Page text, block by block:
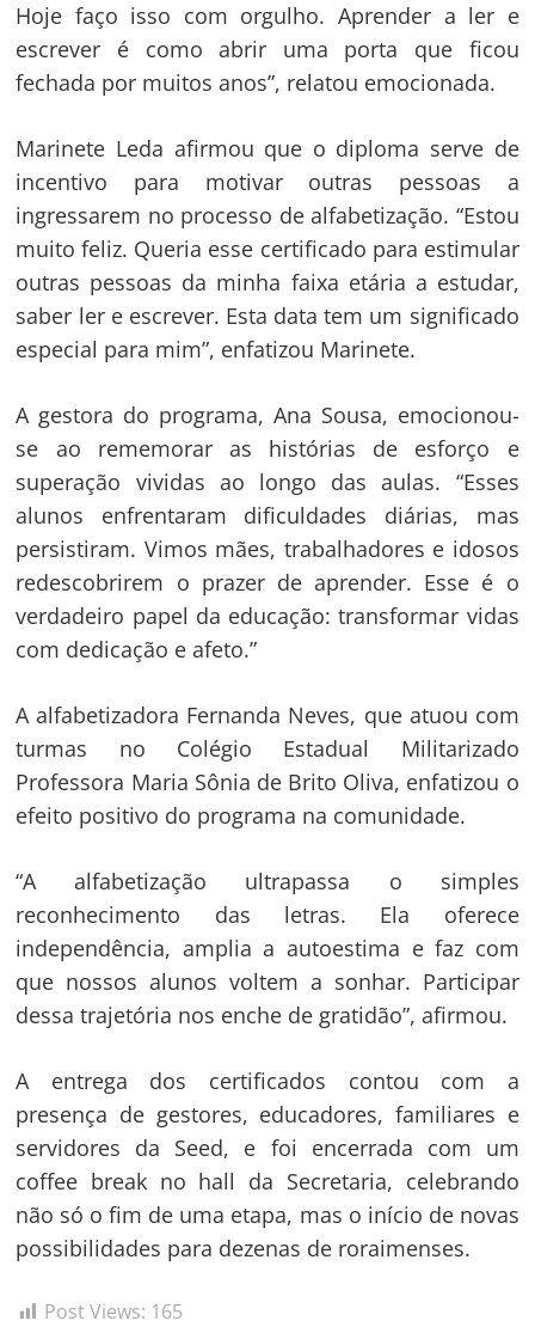
Hoje faço isso com orgulho. Aprender a ler e
escrever é como abrir uma porta que ficou
fechada por muitos anos”, relatou emocionada.
Marinete Leda afirmou que o diploma serve de
incentivo para motivar outras pessoas a
ingressarem no processo de alfabetização. “Estou
muito feliz. Queria esse certificado para estimular
outras pessoas da minha faixa etária a estudar,
saber ler e escrever. Esta data tem um significado
especial para mim”, enfatizou Marinete.
A gestora do programa, Ana Sousa, emocionou-
se ao rememorar as histórias de esforço e
superação vividas ao longo das aulas. “Esses
alunos enfrentaram dificuldades diárias, mas
persistiram. Vimos mães, trabalhadores e idosos
redescobrirem o prazer de aprender. Esse é o
verdadeiro papel da educação: transformar vidas
com dedicação e afeto.”
A alfabetizadora Fernanda Neves, que atuou com
turmas no Colégio Estadual Militarizado
Professora Maria Sônia de Brito Oliva, enfatizou o
efeito positivo do programa na comunidade.
“A alfabetização ultrapassa o simples
reconhecimento das letras. Ela oferece
independência, amplia a autoestima e faz com
que nossos alunos voltem a sonhar. Participar
dessa trajetória nos enche de gratidão”, afirmou.
A entrega dos certificados contou com a
presença de gestores, educadores, familiares e
servidores da Seed, e foi encerrada com um
coffee break no hall da Secretaria, celebrando
não só o fim de uma etapa, mas o início de novas
possibilidades para dezenas de roraimenses.
Post Views: 165
de
Post